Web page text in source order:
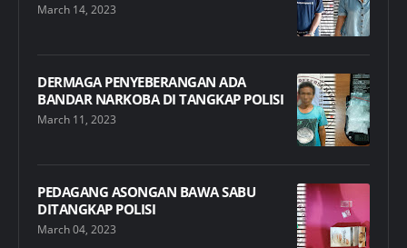
March 14, 2023
DERMAGA PENYEBERANGAN ADA
BANDAR NARKOBA DI TANGKAP POLISI
March 11, 2023
PEDAGANG ASONGAN BAWA SABU
DITANGKAP POLISI
March 04, 2023